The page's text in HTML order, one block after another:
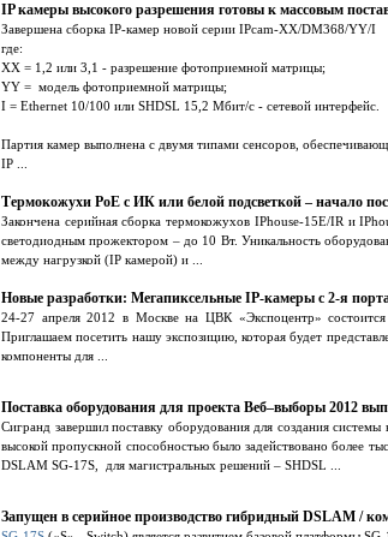
IP камеры высокого разрешения готовы к массовым
Завершена сборка IP-камер новой серии IPcam-XX/DM368/YY/I
где:
XX = 1,2 или 3,1 - разрешение фотоприемной матрицы;
YY = модель фотоприемной матрицы;
I = Ethernet 10/100 или SHDSL 15,2 Мбит/c - сетевой интерфейс.
Партия камер выполнена с двумя типами сенсоров,
IP ...
Термокожухи PoE с ИК или белой подсветкой – начало
Закончена серийная сборка термокожухов IPhouse-15E/IR и
светодиодным прожектором – до 10 Вт. Уникальность
между нагрузкой (IP камерой) и ...
Новые разработки: Мегапиксельные IP-камеры с 2-я
24-27 апреля 2012 в Москве на ЦВК «Экспоцентр»
Приглашаем посетить нашу экспозицию, которая будет
компоненты для ...
Поставка оборудования для проекта Веб–выборы 2012
Сигранд завершил поставку оборудования для создания
высокой пропускной способностью было задействовано более
DSLAM SG-17S, для магистральных решений – SHDSL ...
Запущен в серийное производство гибридный DSLAM /